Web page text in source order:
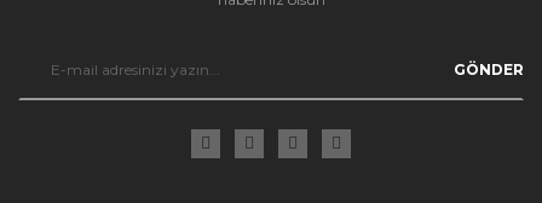
GÖNDER